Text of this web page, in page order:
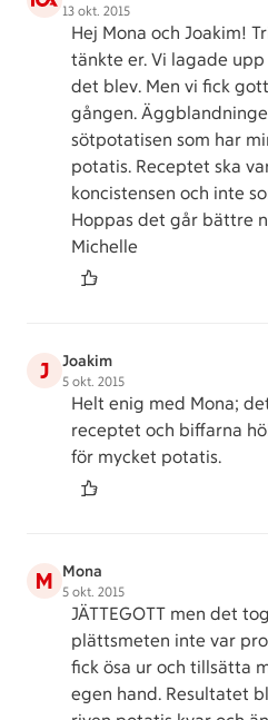
13 okt. 2015
Hej Mona och Joakim!
tänkte er. Vi lagade
det blev. Men vi fick
gången.
sötpotatisen som har
potatis. Receptet ska
koncistensen och inte
Hoppas det går bättre
Michelle
J Joakim
5 okt. 2015
Helt enig med Mona;
receptet och biffarna
för mycket potatis.
M Mona
5 okt. 2015
JÄTTEGOTT men det
plättsmeten inte var
fick ösa ur och tillsätta
egen hand. Resultatet